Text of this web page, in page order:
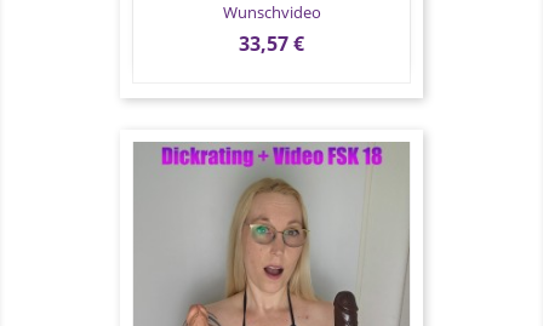
Wunschvideo
Preis
33,57 €